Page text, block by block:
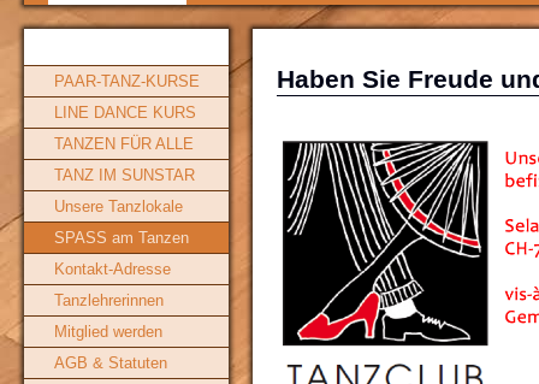
PAAR-TANZ-KURSE
LINE DANCE KURS
TANZEN FÜR ALLE
TANZ IM SUNSTAR
Unsere Tanzlokale
SPASS am Tanzen
Kontakt-Adresse
Tanzlehrerinnen
Mitglied werden
AGB & Statuten
Haben Sie Freude